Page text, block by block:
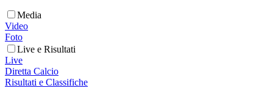
Media
Video
Foto
Live e Risultati
Live
Diretta Calcio
Risultati e Classifiche